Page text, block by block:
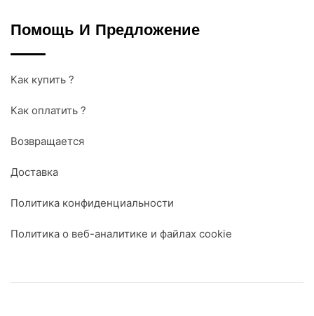
Помощь И Предложение
Как купить ?
Как оплатить ?
Возвращается
Доставка
Политика конфиденциальности
Политика о веб-аналитике и файлах cookie